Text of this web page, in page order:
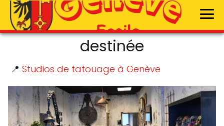
destinée
📍 Studios de tatouage à Genève